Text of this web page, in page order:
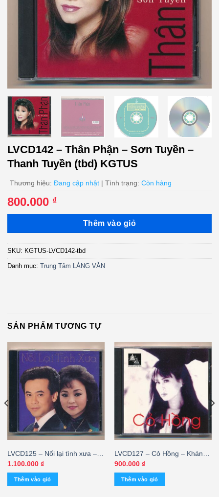
LVCD142 – Thân Phận – Sơn Tuyền –
Thanh Tuyền (tbd) KGTUS
Thương hiệu: Đang cập nhật | Tình trạng: Còn hàng
800.000 ₫
Thêm vào giỏ
SKU: KGTUS-LVCD142-tbd
Danh mục: Trung Tâm LÀNG VĂN
SẢN PHẨM TƯƠNG TỰ
LVCD125 – Nối lại tình xưa –
Hương Lan – Thái Châu – Chế
Linh (Made In Taiwan)
1.100.000 ₫
Thêm vào giỏ
LVCD127 – Cỏ Hồng – Khánh
Hà (JVC-bìa sau mất 1 bên
mép) KGHD
900.000 ₫
Thêm vào giỏ